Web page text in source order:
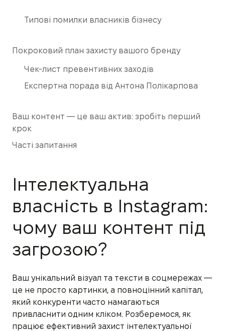
Типові помилки власників бізнесу
Покроковий план захисту вашого бренду
Чек-лист превентивних заходів
Експертна порада від Антона Полікарпова
Ваш контент — це ваш актив: зробіть перший
крок
Часті запитання
Інтелектуальна
власність в Instagram:
чому ваш контент під
загрозою?
Ваш унікальний візуал та тексти в соцмережах —
це не просто картинки, а повноцінний капітал,
який конкуренти часто намагаються
привласнити одним кліком. Розберемося, як
працює ефективний захист інтелектуальної